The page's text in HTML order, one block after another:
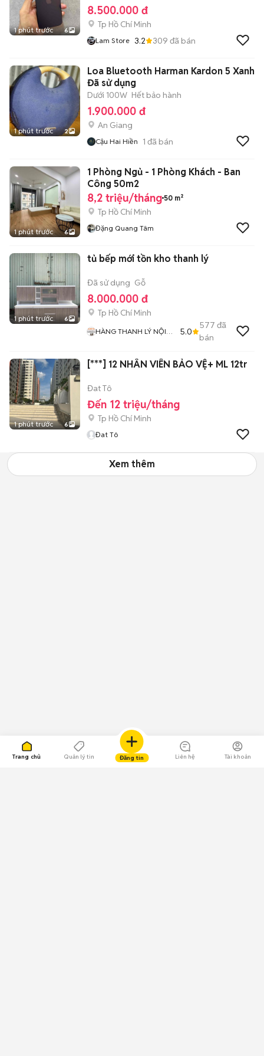
Trang chủ Quản lý tin Đăng tin Liên hệ Tài khoản
1 phút trước 6
8.500.000 đ
Tp Hồ Chí Minh
Lam Store 3.2 309 đã bán
1 phút trước 2
Loa Bluetooth Harman Kardon 5 Xanh
Đã sử dụng
Dưới 100W Hết bảo hành
1.900.000 đ
An Giang
Cậu Hai Hiền 1 đã bán
1 phút trước 6
1 Phòng Ngủ - 1 Phòng Khách - Ban
Công 50m2
8,2 triệu/tháng 50 m²
Tp Hồ Chí Minh
Đặng Quang Tâm
1 phút trước 6
tủ bếp mới tồn kho thanh lý
Đã sử dụng Gỗ
8.000.000 đ
Tp Hồ Chí Minh
HÀNG THANH LÝ NỘI
5.0
577 đã
bán
1 phút trước 6
[***] 12 NHÂN VIÊN BẢO VỆ+ ML 12tr
Đat Tô
Đến 12 triệu/tháng
Tp Hồ Chí Minh
Đat Tô
Xem thêm